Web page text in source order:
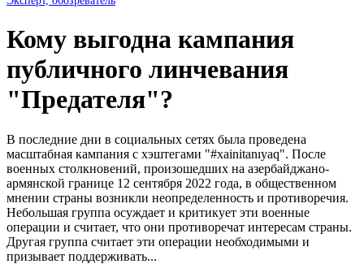
Кому выгодна кампания
публичного линчевания
"Предателя"?
В последние дни в социальных сетях была проведена
масштабная кампания с хэштегами "#xainitanıyaq". После
военных столкновений, произошедших на азербайджано-
армянской границе 12 сентября 2022 года, в общественном
мнении страны возникли неопределенность и противоречия.
Небольшая группа осуждает и критикует эти военные
операции и считает, что они противоречат интересам страны.
Другая группа считает эти операции необходимыми и
призывает поддерживать...